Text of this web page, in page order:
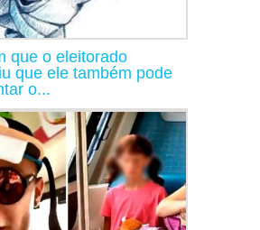
que o eleitorado
que ele também pode
o...